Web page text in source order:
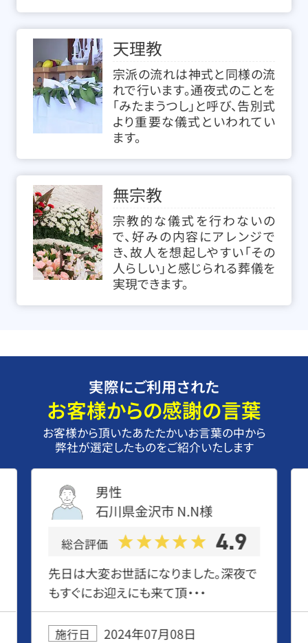
天理教
宗派の流れは神式と同様の流
れで行います。通夜式のことを
「みたまうつし」と呼び、告別式
より重要な儀式といわれてい
ます。
無宗教
宗教的な儀式を行わないの
で、好みの内容にアレンジで
き、故人を想起しやすい「その
人らしい」と感じられる葬儀を
実現できます。
実際にご利用された
お客様からの感謝の言葉
お客様から頂いたあたたかいお言葉の中から
弊社が選定したものをご紹介いたします
男性
石川県金沢市 N.N様
総合評価 4.9
先日は大変お世話になりました。深夜で
もすぐにお迎えにも来て頂・・・
施行日 2024年07月08日